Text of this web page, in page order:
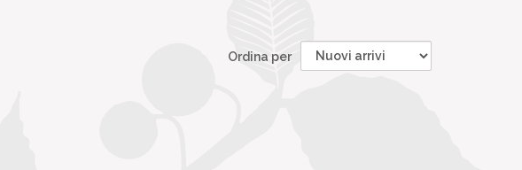
Ordina per